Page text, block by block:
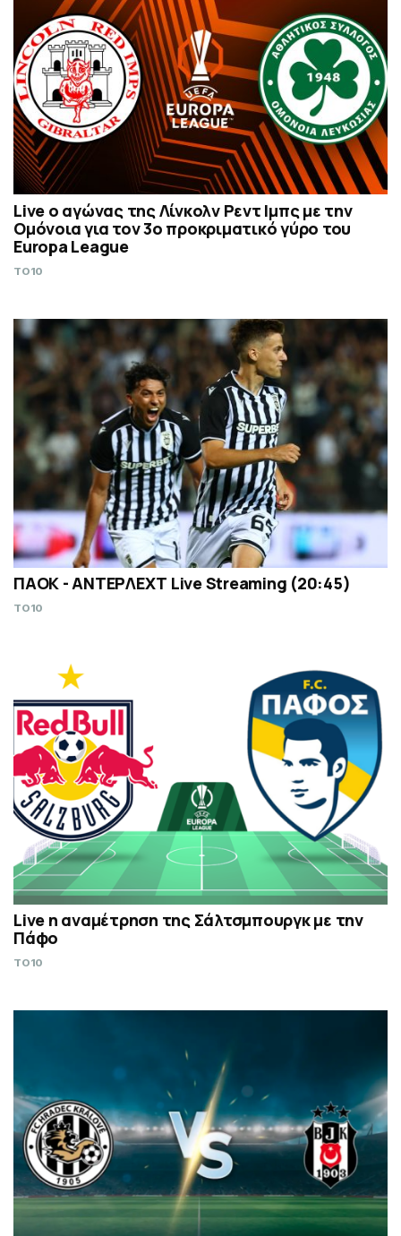
Live ο αγώνας της Λίνκολν Ρεντ Ιμπς με την
Ομόνοια για τον 3ο προκριματικό γύρο του
Europa League
TO10
ΠΑΟΚ - ΑΝΤΕΡΛΕΧΤ Live Streaming (20:45)
TO10
Live η αναμέτρηση της Σάλτσμπουργκ με την
Πάφο
TO10